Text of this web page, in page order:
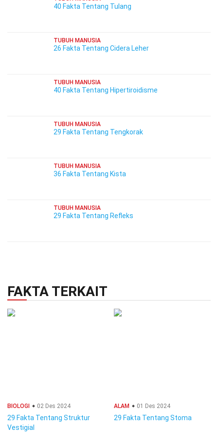
40 Fakta Tentang Tulang
TUBUH MANUSIA
26 Fakta Tentang Cidera Leher
TUBUH MANUSIA
40 Fakta Tentang Hipertiroidisme
TUBUH MANUSIA
29 Fakta Tentang Tengkorak
TUBUH MANUSIA
36 Fakta Tentang Kista
TUBUH MANUSIA
29 Fakta Tentang Refleks
FAKTA TERKAIT
BIOLOGI 02 Des 2024
29 Fakta Tentang Struktur
Vestigial
ALAM 01 Des 2024
29 Fakta Tentang Stoma